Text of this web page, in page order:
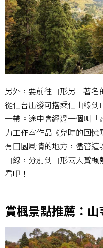
另外，要前往山形另一著名
從仙台出發可搭乘仙山線
一帶。途中會經過一個叫
力工作室作品《兒時的回
有田園風情的地方，儘管
山線，分別到山形兩大賞
看吧！
賞楓景點推薦：